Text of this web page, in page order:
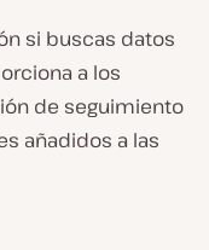
si buscas datos
a los
de seguimiento
añadidos a las